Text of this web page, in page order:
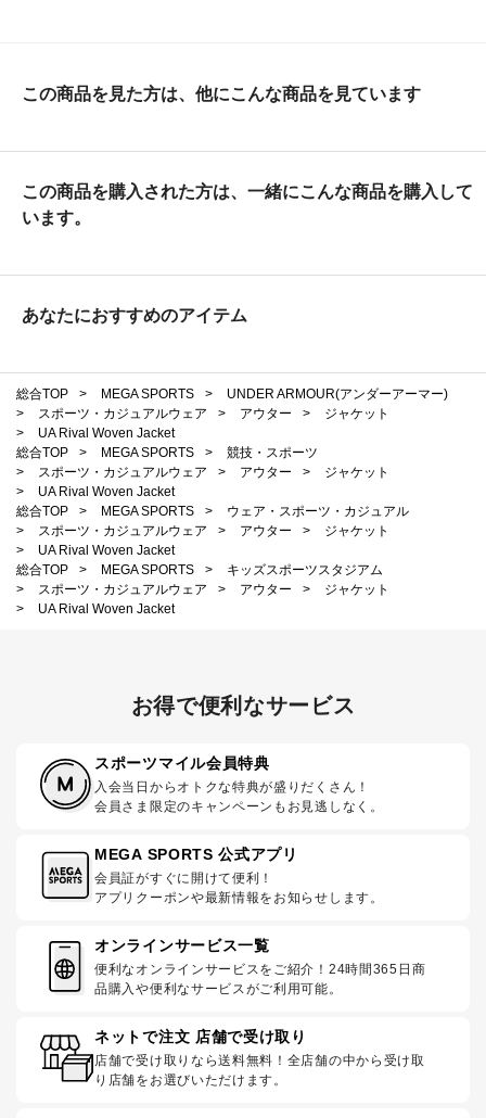
この商品を見た方は、他にこんな商品を見ています
この商品を購入された方は、一緒にこんな商品を購入して
います。
あなたにおすすめのアイテム
総合TOP > MEGA SPORTS >
UNDER ARMOUR(アンダーアーマー)
>
スポーツ・カジュアルウェア > アウター >
ジャケット
>
UA Rival Woven Jacket
総合TOP
> MEGA SPORTS >
競技・スポーツ
>
スポーツ・カジュアルウェア > アウター >
ジャケット
>
UA Rival Woven Jacket
総合TOP
> MEGA SPORTS >
ウェア・スポーツ・カジュアル
>
スポーツ・カジュアルウェア > アウター >
ジャケット
>
UA Rival Woven Jacket
総合TOP
> MEGA SPORTS >
キッズスポーツスタジアム
>
スポーツ・カジュアルウェア > アウター >
ジャケット
>
UA Rival Woven Jacket
お得で便利なサービス
スポーツマイル会員特典
入会当日からオトクな特典が盛りだくさん！
会員さま限定のキャンペーンもお見逃しなく。
MEGA SPORTS 公式アプリ
会員証がすぐに開けて便利！
アプリクーポンや最新情報をお知らせします。
オンラインサービス一覧
便利なオンラインサービスをご紹介！24時間365日商
品購入や便利なサービスがご利用可能。
ネットで注文 店舗で受け取り
店舗で受け取りなら送料無料！全店舗の中から受け取
り店舗をお選びいただけます。